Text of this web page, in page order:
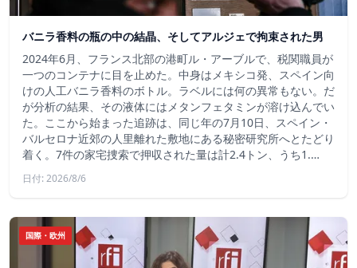
バニラ香料の瓶の中の結晶、そしてアルジェで拘束された男
2024年6月、フランス北部の港町ル・アーブルで、税関職員が
一つのコンテナに目を止めた。中身はメキシコ発、スペイン向
けの人工バニラ香料のボトル。ラベルには何の異常もない。だ
が分析の結果、その液体にはメタンフェタミンが溶け込んでい
た。ここから始まった追跡は、同じ年の7月10日、スペイン・
バルセロナ近郊の人里離れた敷地にある秘密研究所へとたどり
着く。7件の家宅捜索で押収された量は計2.4トン、うち1.…
日付: 2026/8/6
国際・欧州